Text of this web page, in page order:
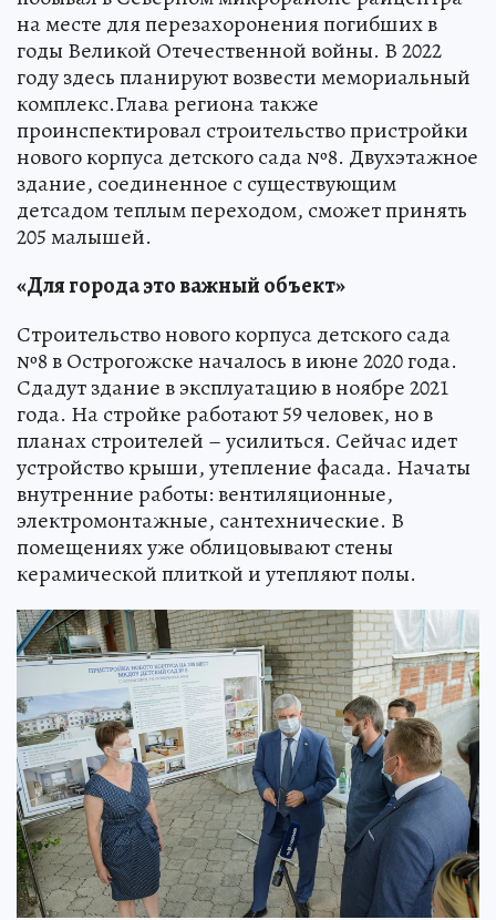
на месте для перезахоронения погибших в
годы Великой Отечественной войны. В 2022
году здесь планируют возвести мемориальный
комплекс.Глава региона также
проинспектировал строительство пристройки
нового корпуса детского сада №8. Двухэтажное
здание, соединенное с существующим
детсадом теплым переходом, сможет принять
205 малышей.
«Для города это важный объект»
Строительство нового корпуса детского сада
№8 в Острогожске началось в июне 2020 года.
Сдадут здание в эксплуатацию в ноябре 2021
года. На стройке работают 59 человек, но в
планах строителей – усилиться. Сейчас идет
устройство крыши, утепление фасада. Начаты
внутренние работы: вентиляционные,
электромонтажные, сантехнические. В
помещениях уже облицовывают стены
керамической плиткой и утепляют полы.